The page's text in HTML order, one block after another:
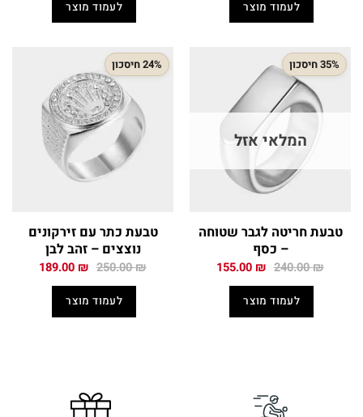
185.00 ₪.
לעמוד מוצר 185.00 ₪.
לעמוד מוצר
35% חיסכון
המלאי אזל
טבעת חריטה לגבר שטוחה
– כסף
240.00₪ המחיר
היה:
240.00 ₪.
155.00 ₪ המחיר
לעמוד מוצר
24% חיסכון
טבעת כתר עם זירקונים
נוצצים – זהב לבן
250.00₪ המחיר
היה:
250.00 ₪.
189.00 ₪ המחיר
לעמוד מוצר